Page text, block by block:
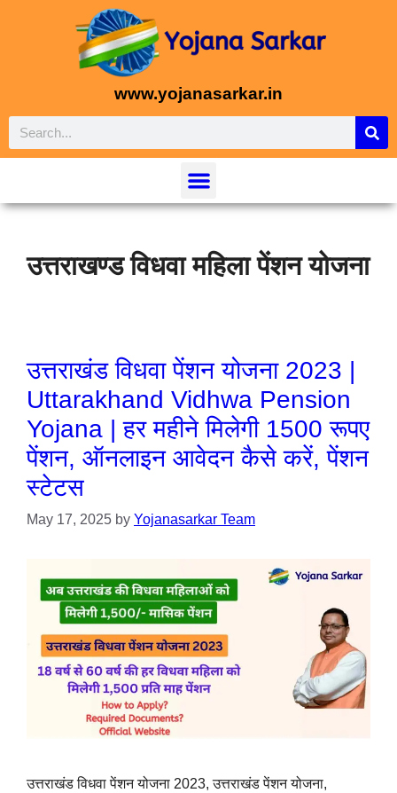
www.yojanasarkar.in
उत्तराखण्ड विधवा महिला पेंशन योजना
उत्तराखंड विधवा पेंशन योजना 2023 |
Uttarakhand Vidhwa Pension
Yojana | हर महीने मिलेगी 1500 रूपए
पेंशन, ऑनलाइन आवेदन कैसे करें, पेंशन
स्टेटस
May 17, 2025 by Yojanasarkar Team
उत्तराखंड विधवा पेंशन योजना 2023, उत्तराखंड पेंशन योजना,